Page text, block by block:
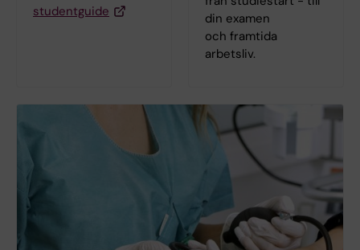
studentguide
din examen
och framtida
arbetsliv.